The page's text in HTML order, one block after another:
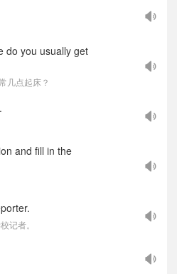
do you usually get
几点起床？
and fill in the
记者。